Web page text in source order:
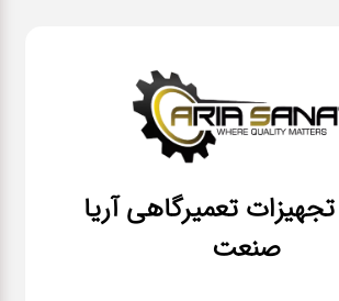
تعمیرگاهی آریا
صنعت